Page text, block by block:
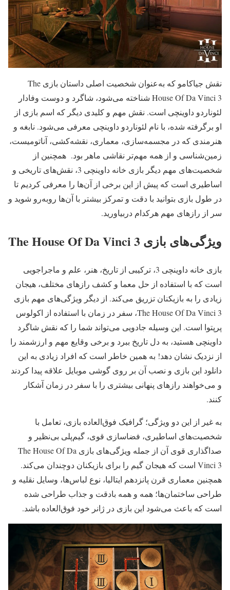
نقش جیاکامو که به‌عنوان شخصیت اصلی داستان بازی The
House Of Da Vinci 3 شناخته می‌شود، شاگرد و دوست وفادار
لئوناردو داوینچی است. نقش مهم و کلیدی دیگر که اسم بازی از
او برگرفته شده، با نام لئوناردو داوینچی معرفی می‌شود. نابغه و
هنرمندی که در مجسمه‌سازی، معماری، نقشه‌کشی، آناتومیست،
زمین‌شناسی و از همه مهم‌تر نقاشی ماهر بود. همچنین از
شخصیت‌های مهم دیگر بازی خانه داوینچی 3، نقش‌های تاریخی و
اساطیری است که پیش از این برخی از آن‌ها را معرفی کردیم تا
در طول بازی بتوانید با دقت و تمرکز بیشتر با آن‌ها روبه‌رو شوید و
سر از رازهای مهم هرکدام دربیاورید.
ویژگی‌های بازی The House Of Da Vinci 3
بازی خانه داوینچی 3، ترکیبی از تاریخ، هنر، علم و ماجراجویی
است که با استفاده از حل معما و کشف رازهای مختلف، هیجان
زیادی را به بازیکنان تزریق می‌کند. از دیگر ویژگی‌های مهم بازی
The House Of Da Vinci 3، سفر در زمان با استفاده از اکولوس
پرپتوا است. این وسیله جادویی می‌تواند شما را که نقش شاگرد
داوینچی هستید، به دل تاریخ ببرد و برخی وقایع مهم و ارزشمند را
از نزدیک نشان دهد! به همین خاطر است که افراد زیادی به این
دانلود این بازی و نصب آن بر روی گوشی موبایل علاقه پیدا کردند
و می‌خواهند رازهای پنهانی بیشتری را با سفر در زمان آشکار
کنند.
به غیر از این دو ویژگی؛ گرافیک فوق‌العاده بازی، تعامل با
شخصیت‎‌های اساطیری، فضاسازی قوی، گیم‌پلی بی‌نظیر و
صداگذاری قوی آن از جمله ویژگی‌های بازی The House Of Da
Vinci 3 است که هیجان گیم را برای بازیکنان دوچندان می‌کند.
همچنین معماری قرن پانزدهم ایتالیا، نوع لباس‌ها، وسایل نقلیه و
طراحی ساختمان‌ها؛ همه و همه بادقت و جذاب طراحی شده
است که باعث می‌شود این بازی در ژانر خود فوق‌العاده باشد.